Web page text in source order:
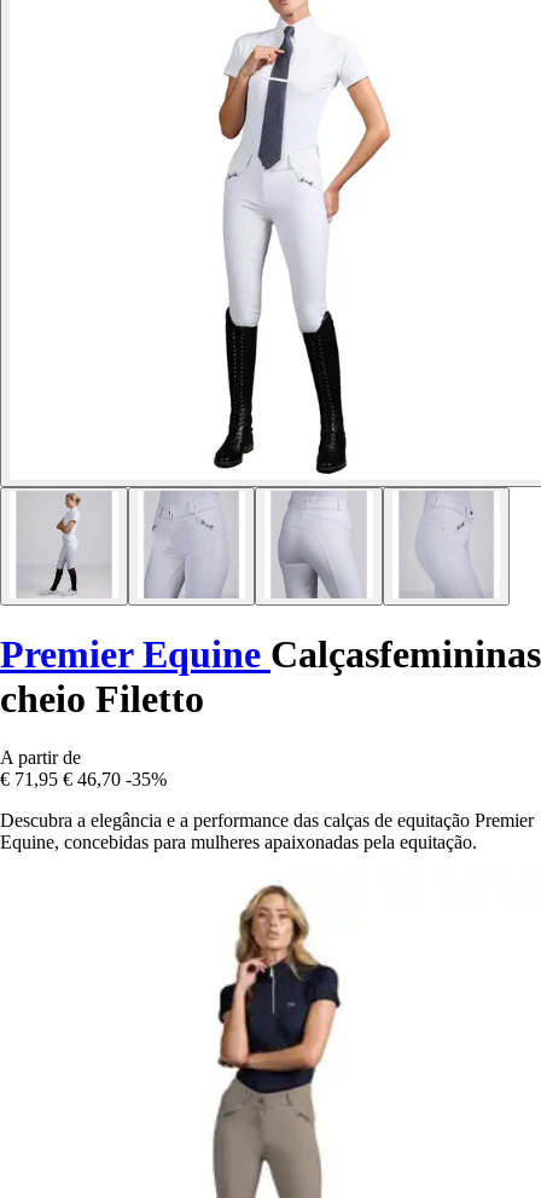
Premier Equine Calçasfemininas
cheio Filetto
A partir de
€ 71,95 € 46,70 -35%
Descubra a elegância e a performance das calças de equitação Premier
Equine, concebidas para mulheres apaixonadas pela equitação.